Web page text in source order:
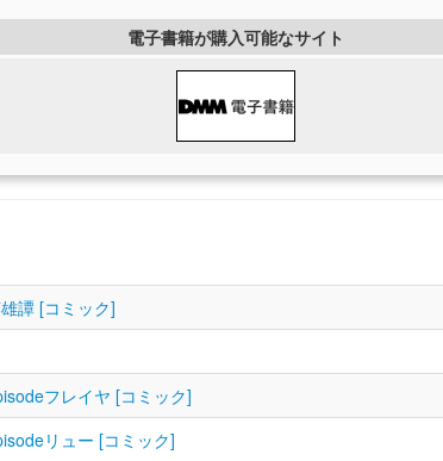
電子書籍が購入可能なサイト
譚 [コミック]
フレイヤ [コミック]
リュー [コミック]